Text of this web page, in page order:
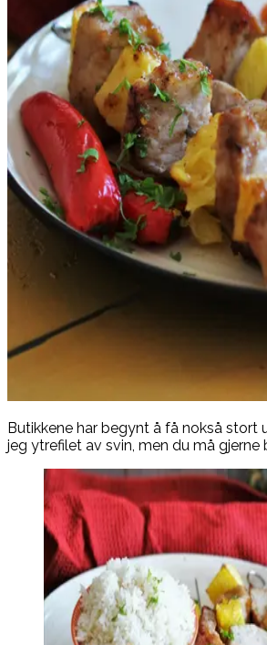
Butikkene har begynt å få nokså
jeg ytrefilet av svin, men du må